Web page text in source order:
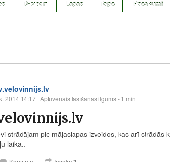
D-biedri Lapas Tops Pasākumi
2014 14:17 · Aptuvenais lasīšanas ilgums - 1 min
strādājam pie mājaslapas izveides, kas arī strādās
laikā..